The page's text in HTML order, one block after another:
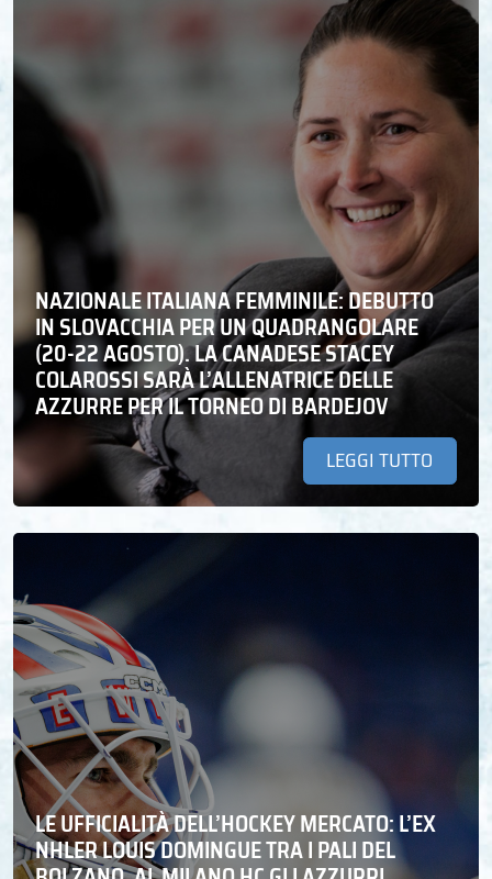
NAZIONALE ITALIANA FEMMINILE: DEBUTTO
IN SLOVACCHIA PER UN QUADRANGOLARE
(20-22 AGOSTO). LA CANADESE STACEY
COLAROSSI SARÀ L’ALLENATRICE DELLE
AZZURRE PER IL TORNEO DI BARDEJOV
LEGGI TUTTO
LE UFFICIALITÀ DELL’HOCKEY MERCATO: L’EX
NHLER LOUIS DOMINGUE TRA I PALI DEL